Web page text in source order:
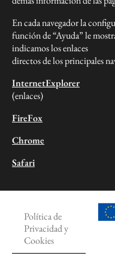
En cada navegador la
función de “Ayuda” le
indicamos los enlaces
directos de los principales
InternetExplorer
(enlaces)
FireFox
Chrome
Safari
Política de
Privacidad y
Cookies